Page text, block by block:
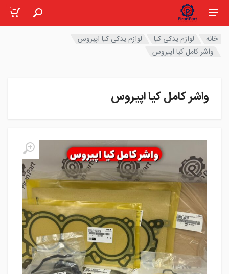
0
خانه لوازم یدکی کیا
لوازم یدکی کیا اپیروس
واشر کامل کیا اپیروس
واشر کامل کیا اپیروس